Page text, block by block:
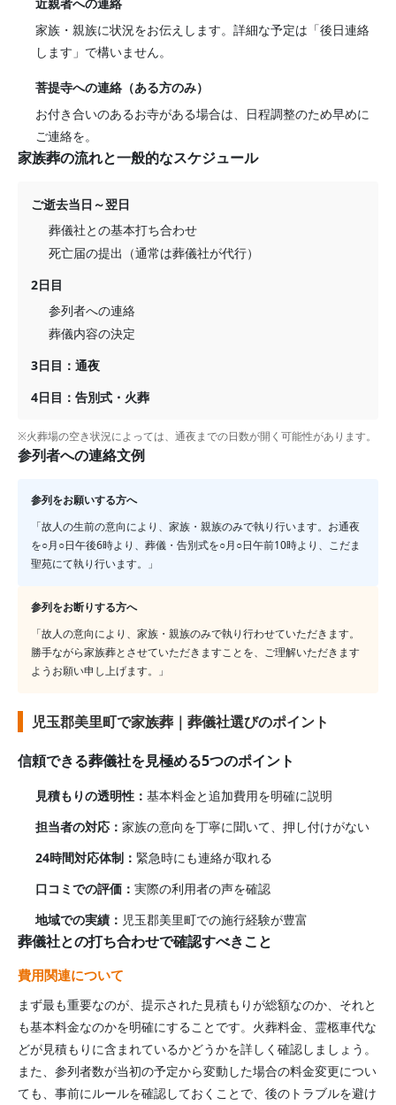
家族・親族に状況をお伝えします。詳細な予定は「後日連絡
します」で構いません。
菩提寺への連絡（ある方のみ）
お付き合いのあるお寺がある場合は、日程調整のため早めに
ご連絡を。
家族葬の流れと一般的なスケジュール
ご逝去当日～翌日
葬儀社との基本打ち合わせ
死亡届の提出（通常は葬儀社が代行）
2日目
参列者への連絡
葬儀内容の決定
3日目：通夜
4日目：告別式・火葬
※火葬場の空き状況によっては、通夜までの日数が開く可能性があります。
参列者への連絡文例
参列をお願いする方へ
「故人の生前の意向により、家族・親族のみで執り行います。お通夜
を○月○日午後6時より、葬儀・告別式を○月○日午前10時より、 こだま
聖苑にて執り行います。」
参列をお断りする方へ
「故人の意向により、家族・親族のみで執り行わせていただきます。
勝手ながら家族葬とさせていただきますことを、ご理解いただきます
ようお願い申し上げます。」
児玉郡美里町で家族葬｜葬儀社選びのポイント
信頼できる葬儀社を見極める5つのポイント
見積もりの透明性： 基本料金と追加費用を明確に説明
担当者の対応： 家族の意向を丁寧に聞いて、押し付けがない
24時間対応体制： 緊急時にも連絡が取れる
口コミでの評価： 実際の利用者の声を確認
地域での実績： 児玉郡美里町での施行経験が豊富
葬儀社との打ち合わせで確認すべきこと
費用関連について
まず最も重要なのが、提示された見積もりが総額なのか、それと
も基本料金なのかを明確にすることです。火葬料金、霊柩車代な
どが見積もりに含まれているかどうかを詳しく確認しましょう。
また、参列者数が当初の予定から変動した場合の料金変更につい
ても、事前にルールを確認しておくことで、後のトラブルを避け